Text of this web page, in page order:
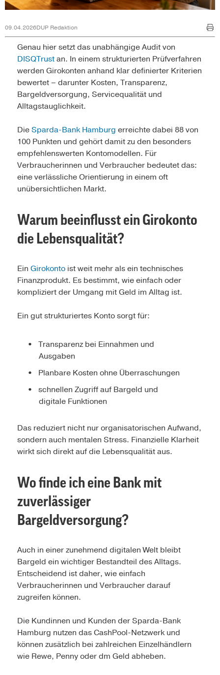
09.04.2026DUP Redaktion
Genau hier setzt das unabhängige Audit von
DISQTrustan. In einem strukturierten Prüfverfahren
werden Girokonten anhand klar definierter Kriterien
bewertet – darunter Kosten, Transparenz,
Bargeldversorgung, Servicequalität und
Alltagstauglichkeit.
DieSparda-Bank Hamburg erreichte dabei 88 von
100 Punkten und gehört damit zu den besonders
empfehlenswerten Kontomodellen. Für
Verbraucherinnen und Verbraucher bedeutet das:
eine verlässliche Orientierung in einem oft
unübersichtlichen Markt.
Warum beeinflusst ein Girokonto
die Lebensqualität?
Ein Girokonto ist weit mehr als ein technisches
Finanzprodukt. Es bestimmt, wie einfach oder
kompliziert der Umgang mit Geld im Alltag ist.
Ein gut strukturiertes Konto sorgt für:
Transparenz bei Einnahmen und
Ausgaben
Planbare Kosten ohne Überraschungen
schnellen Zugriff auf Bargeld und
digitale Funktionen
Das reduziert nicht nur organisatorischen Aufwand,
sondern auch mentalen Stress. Finanzielle Klarheit
wirkt sich direkt auf die Lebensqualität aus.
Wo finde ich eine Bank mit
zuverlässiger
Bargeldversorgung?
Auch in einer zunehmend digitalen Welt bleibt
Bargeld ein wichtiger Bestandteil des Alltags.
Entscheidend ist daher, wie einfach
Verbraucherinnen und Verbraucher darauf
zugreifen können.
Die Kundinnen und Kunden der Sparda-Bank
Hamburg nutzen das CashPool-Netzwerk und
können zusätzlich bei zahlreichen Einzelhändlern
wie Rewe, Penny oder dm Geld abheben.